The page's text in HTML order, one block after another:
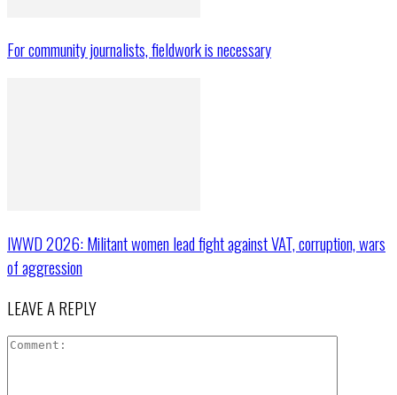
For community journalists, fieldwork is necessary
IWWD 2026: Militant women lead fight against VAT, corruption, wars
of aggression
LEAVE A REPLY